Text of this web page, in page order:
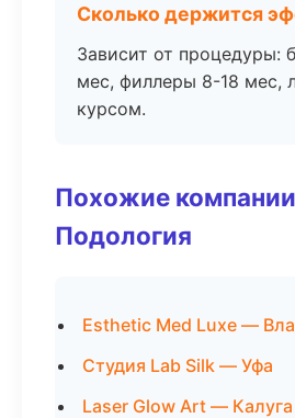
Сколько держится
Зависит от процедуры:
мес, филлеры 8-18 мес,
курсом.
Похожие
Подология
Esthetic Med Luxe —
Студия Lab Silk — Уфа
Laser Glow Art — Калуга